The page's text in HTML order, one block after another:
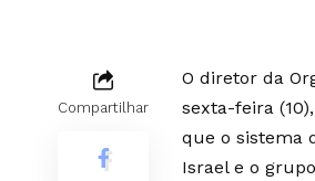
Compartilhar
O diretor da
sexta-feira
que o sistema
Israel e o